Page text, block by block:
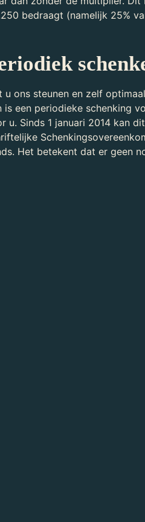
bedraagt (namelijk 25%
u ons steunen en zelf
is een periodieke schenking
u. Sinds 1 januari 2014 kan
Het betekent dat er geen